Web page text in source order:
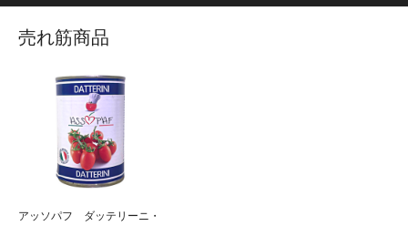
売れ筋商品
アッソパフ ダッテリーニ・